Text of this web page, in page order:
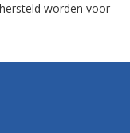
worden voor